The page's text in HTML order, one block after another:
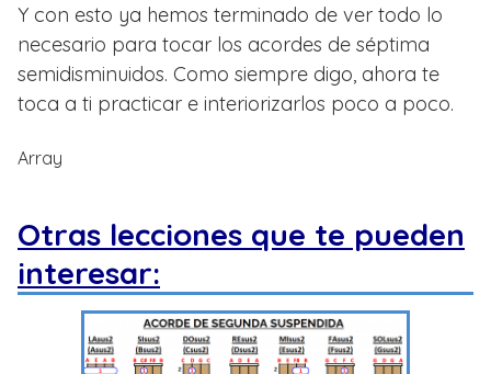
Y con esto ya hemos terminado de ver todo lo
necesario para tocar los acordes de séptima
semidisminuidos. Como siempre digo, ahora te
toca a ti practicar e interiorizarlos poco a poco.
Array
Otras lecciones que te pueden
interesar: